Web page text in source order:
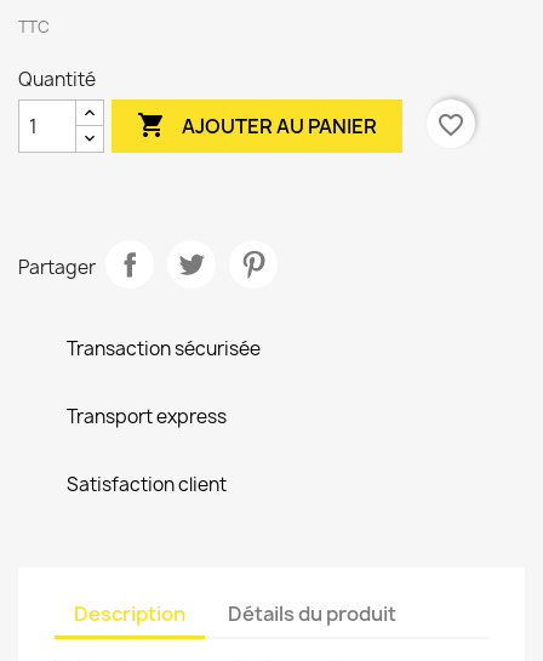
TTC
Quantité
 AJOUTER AU PANIER favorite_border
Partager
Transaction sécurisée
Transport express
Satisfaction client
Description Détails du produit